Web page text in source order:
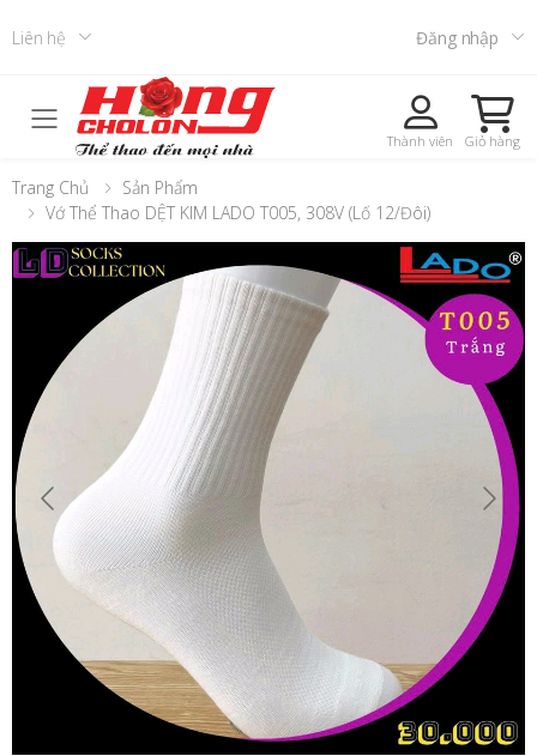
Liên hệ Đăng nhập
Toggle mobile menu Thành viên Giỏ hàng
Trang Chủ
Sản Phẩm
Vớ Thể Thao DỆT KIM LADO T005, 308V (Lố 12/đôi)